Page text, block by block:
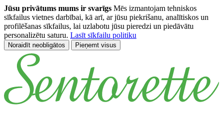
Jūsu privātums mums ir svarīgs Mēs izmantojam tehniskos
sīkfailus vietnes darbībai, kā arī, ar jūsu piekrišanu, analītiskos un
profilēšanas sīkfailus, lai uzlabotu jūsu pieredzi un piedāvātu
personalizētu saturu. Lasīt sīkfailu politiku
Noraidīt neobligātos Pieņemt visus
Pāriet uz galveno saturu